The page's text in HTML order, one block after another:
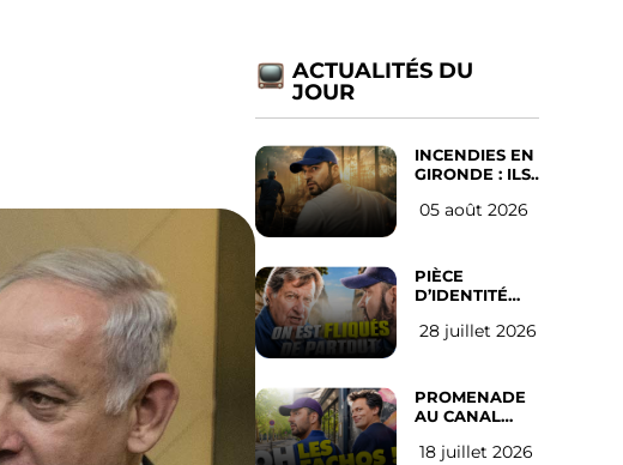
ACTUALITÉS DU
JOUR
INCENDIES EN
GIRONDE : ILS
D’ABANDONNER
05 août 2026
PIÈCE
D’IDENTITÉ
SUR LES
l’avis des
Français
28 juillet 2026
PROMENADE
AU CANAL
(les gauchistes
18 juillet 2026